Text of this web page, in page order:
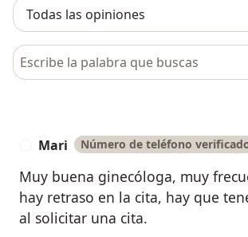
Busca en opiniones
Mari Número de teléfono
Muy buena ginecóloga, muy
hay retraso en la cita, hay que
al solicitar una cita.